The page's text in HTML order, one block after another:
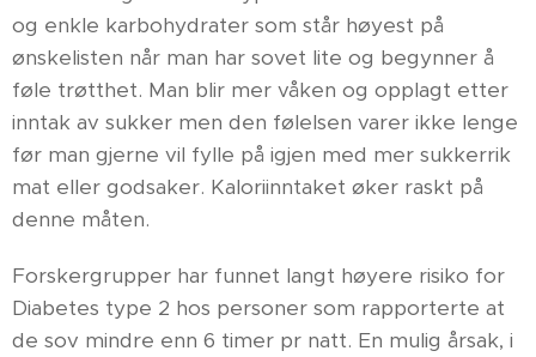
og enkle karbohydrater som står høyest på
ønskelisten når man har sovet lite og begynner å
føle trøtthet. Man blir mer våken og opplagt etter
inntak av sukker men den følelsen varer ikke lenge
før man gjerne vil fylle på igjen med mer sukkerrik
mat eller godsaker. Kaloriinntaket øker raskt på
denne måten.
Forskergrupper har funnet langt høyere risiko for
Diabetes type 2 hos personer som rapporterte at
de sov mindre enn 6 timer pr natt. En mulig årsak, i